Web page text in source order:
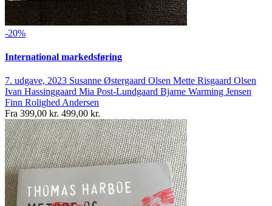
-20%
International markedsføring
7. udgave, 2023 Susanne Østergaard Olsen Mette Risgaard Olsen
Ivan Hassinggaard Mia Post-Lundgaard Bjarne Warming Jensen
Finn Rolighed Andersen
Fra 399,00 kr. 499,00 kr.